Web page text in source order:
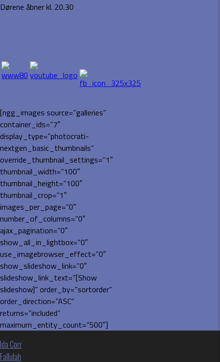
Dørene åbner kl. 20.30
[ngg_images source=”galleries”
container_ids=”7″
display_type=”photocrati-
nextgen_basic_thumbnails”
override_thumbnail_settings=”1″
thumbnail_width=”100″
thumbnail_height=”100″
thumbnail_crop=”1″
images_per_page=”0″
number_of_columns=”0″
ajax_pagination=”0″
show_all_in_lightbox=”0″
use_imagebrowser_effect=”0″
show_slideshow_link=”0″
slideshow_link_text=”[Show
slideshow]” order_by=”sortorder”
order_direction=”ASC”
returns=”included”
maximum_entity_count=”500″]
Indlægsnavigation
Ida Corr
Fallulah